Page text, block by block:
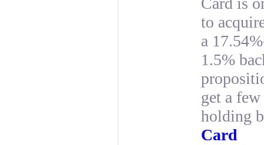
to
a
1.5%
get a
holding
Card